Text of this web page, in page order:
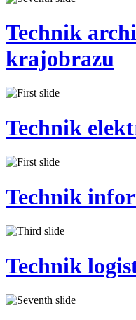
Technik
krajobrazu
Technik
Technik
Technik